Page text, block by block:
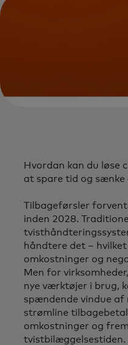
​Hvordan kan du løse
at spare tid og sænke
Tilbageførsler
inden 2028.
håndtere det –
omkostninger og
Men for
nye værktøjer i brug,
spændende vindue
strømline
omkostninger og
tvistbilæggelsestiden.